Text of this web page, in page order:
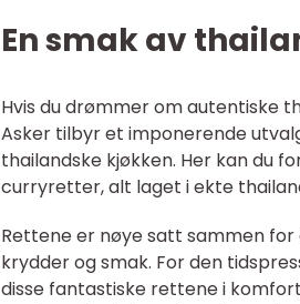
En smak av
Hvis du drømmer om autentiske
Asker tilbyr et imponerende
thailandske kjøkken. Her kan du
curryretter, alt laget i ekte
Rettene er nøye satt sammen
krydder og smak. For den
disse fantastiske rettene i